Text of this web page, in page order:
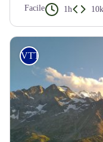
Facile 1h
VTT